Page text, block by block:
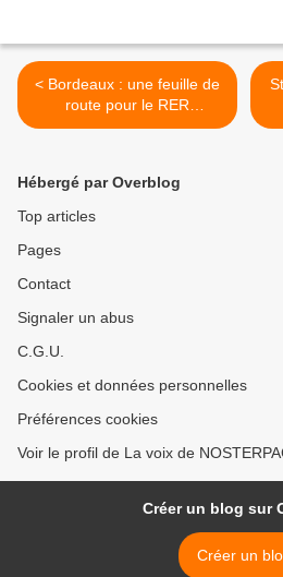
< Bordeaux : une feuille de
route pour le RER
métropolitain
Hébergé par Overblog
Top articles
Pages
Contact
Signaler un abus
C.G.U.
Cookies et données personnelles
Préférences cookies
Voir le profil de La voix de
Créer un blog sur
Créer un